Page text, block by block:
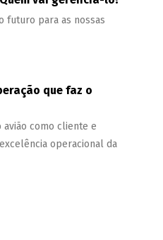
futuro para as nossas
que faz o
como cliente e
operacional da